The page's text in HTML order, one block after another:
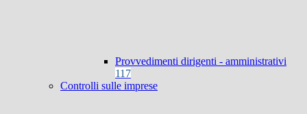
Provvedimenti dirigenti - amministrativi
117
Controlli sulle imprese